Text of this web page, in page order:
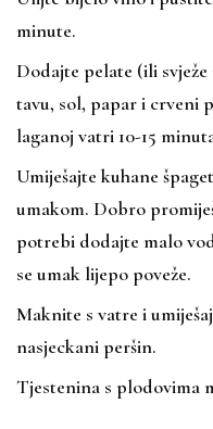
minute.
Dodajte pelate (ili
tavu, sol, papar i crveni
laganoj vatri 10-15
Umiješajte kuhane
umakom. Dobro
potrebi dodajte malo
se umak lijepo poveže.
Maknite s vatre i
nasjeckani peršin.
Tjestenina s plodovima